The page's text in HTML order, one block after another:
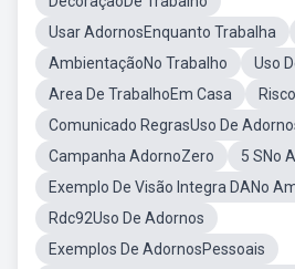
Usar AdornosEnquanto Trabalha
AmbientaçãoNo Trabalho
Uso
Area De TrabalhoEm Casa
Comunicado RegrasUso De
Campanha AdornoZero
5 SNo
Exemplo De Visão Integra DANo
Rdc92Uso De Adornos
Exemplos De AdornosPessoais